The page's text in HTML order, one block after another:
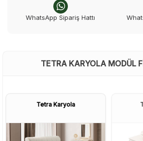
WhatsApp Sipariş Hattı
TETRA KARYOLA MODÜL
Tetra Karyola